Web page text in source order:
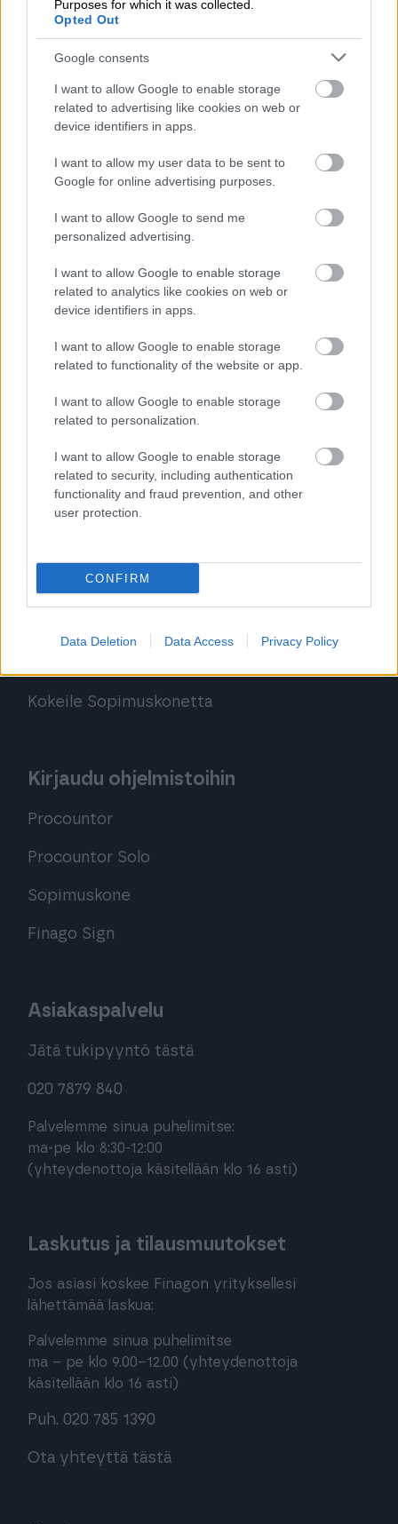
Purposes for which it was collected.
Opted Out
Google consents
I want to allow Google to enable storage
related to advertising like cookies on web or
device identifiers in apps.
I want to allow my user data to be sent to
Google for online advertising purposes.
I want to allow Google to send me
personalized advertising.
I want to allow Google to enable storage
related to analytics like cookies on web or
device identifiers in apps.
I want to allow Google to enable storage
related to functionality of the website or app.
I want to allow Google to enable storage
related to personalization.
I want to allow Google to enable storage
related to security, including authentication
functionality and fraud prevention, and other
user protection.
CONFIRM
Data Deletion Data Access Privacy Policy
Tutustu Procountoriin
Takaisin etusivulle
Ratkaisut
Procountor
Procountor Solo
Sopimuskone
Finago Sign
Procountor Tallennus
Procountor Toiminnanohjaus
Tutustu ohjelmistoihin
Kokeile Sopimuskonetta
Kirjaudu ohjelmistoihin
Procountor
Procountor Solo
Sopimuskone
Finago Sign
Asiakaspalvelu
Jätä tukipyyntö tästä
020 7879 840
Palvelemme sinua puhelimitse:
ma-pe klo 8:30-12:00
(yhteydenottoja käsitellään klo 16 asti)
Laskutus ja tilausmuutokset
Jos asiasi koskee Finagon yrityksellesi
lähettämää laskua:
Palvelemme sinua puhelimitse
ma – pe klo 9.00–12.00 (yhteydenottoja
käsitellään klo 16 asti)
Puh. 020 785 1390
Ota yhteyttä tästä